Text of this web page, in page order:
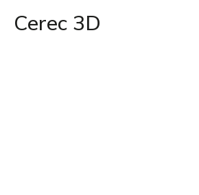
Cerec 3D